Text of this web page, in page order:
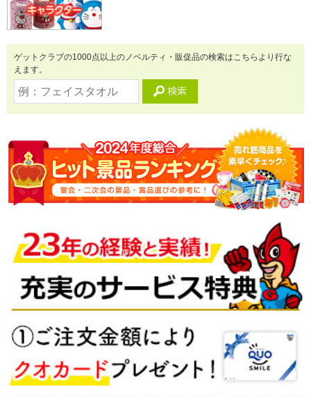
ゲットクラブの1000点以上のノベルティ・販促品の検索はこちらより行な
えます。